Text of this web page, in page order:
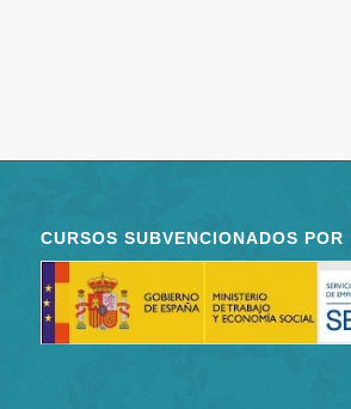
CURSOS SUBVENCIONADOS POR